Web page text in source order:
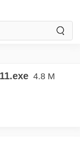
4.8 M